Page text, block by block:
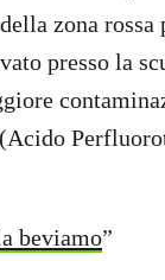
zona
presso la
beviamo”